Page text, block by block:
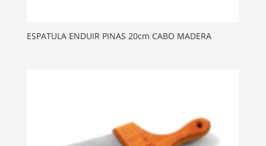
ESPATULA ENDUIR PINAS 20cm CABO MADERA